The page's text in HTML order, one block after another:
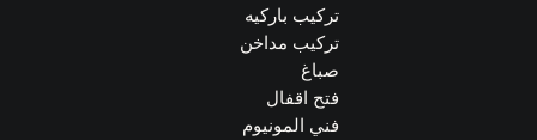
تركيب باركيه
تركيب مداخن
صباغ
فتح اقفال
فني المونيوم